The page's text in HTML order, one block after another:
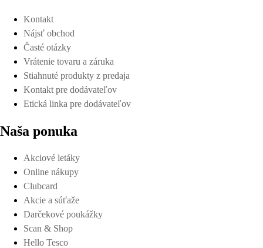
Kontakt
Nájsť obchod
Časté otázky
Vrátenie tovaru a záruka
Stiahnuté produkty z predaja
Kontakt pre dodávateľov
Etická linka pre dodávateľov
Naša ponuka
Akciové letáky
Online nákupy
Clubcard
Akcie a súťaže
Darčekové poukážky
Scan & Shop
Hello Tesco